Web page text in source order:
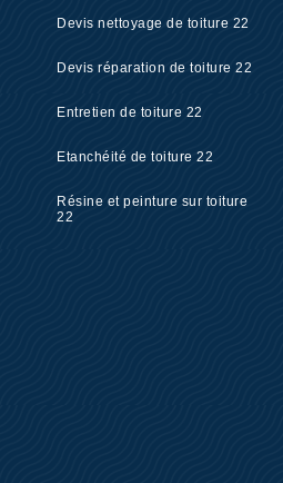
Devis nettoyage de toiture 22
Devis réparation de toiture 22
Entretien de toiture 22
Etanchéité de toiture 22
Résine et peinture sur toiture
22